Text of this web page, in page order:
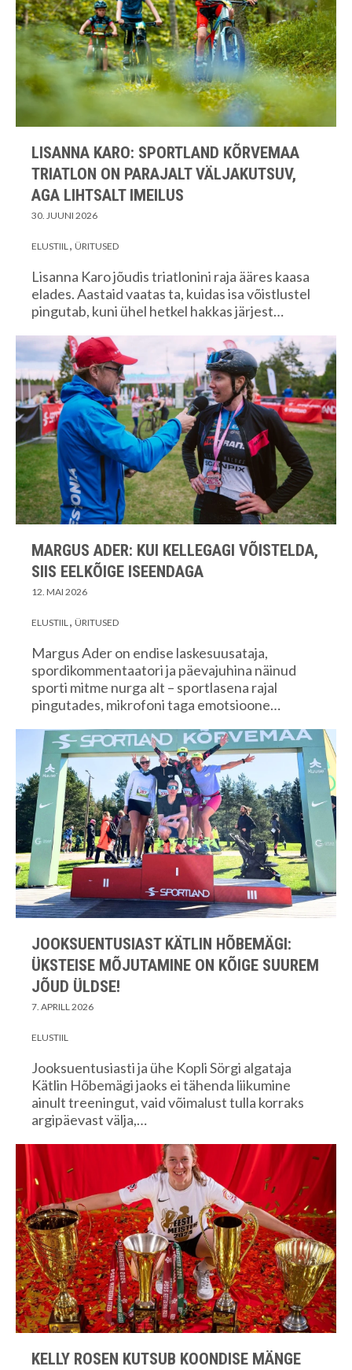
LISANNA KARO: SPORTLAND KÕRVEMAA
TRIATLON ON PARAJALT VÄLJAKUTSUV,
AGA LIHTSALT IMEILUS
30. JUUNI 2026
ELUSTIIL ÜRITUSED
Lisanna Karo jõudis triatlonini raja ääres kaasa
elades. Aastaid vaatas ta, kuidas isa võistlustel
pingutab, kuni ühel hetkel hakkas järjest…
MARGUS ADER: KUI KELLEGAGI VÕISTELDA,
SIIS EELKÕIGE ISEENDAGA
12. MAI 2026
ELUSTIIL ÜRITUSED
Margus Ader on endise laskesuusataja,
spordikommentaatori ja päevajuhina näinud
sporti mitme nurga alt – sportlasena rajal
pingutades, mikrofoni taga emotsioone…
JOOKSUENTUSIAST KÄTLIN HÕBEMÄGI:
ÜKSTEISE MÕJUTAMINE ON KÕIGE SUUREM
JÕUD ÜLDSE!
7. APRILL 2026
ELUSTIIL
Jooksuentusiasti ja ühe Kopli Sörgi algataja
Kätlin Hõbemägi jaoks ei tähenda liikumine
ainult treeningut, vaid võimalust tulla korraks
argipäevast välja,…
KELLY ROSEN KUTSUB KOONDISE MÄNGE